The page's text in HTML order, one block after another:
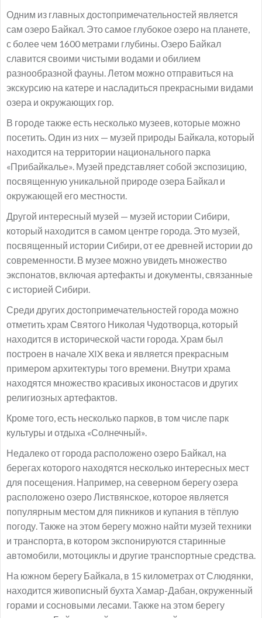
Одним из главных достопримечательностей является
сам озеро Байкал. Это самое глубокое озеро на планете,
с более чем 1600 метрами глубины. Озеро Байкал
славится своими чистыми водами и обилием
разнообразной фауны. Летом можно отправиться на
экскурсию на катере и насладиться прекрасными видами
озера и окружающих гор.
В городе также есть несколько музеев, которые можно
посетить. Один из них — музей природы Байкала, который
находится на территории национального парка
«Прибайкалье». Музей представляет собой экспозицию,
посвященную уникальной природе озера Байкал и
окружающей его местности.
Другой интересный музей — музей истории Сибири,
который находится в самом центре города. Это музей,
посвященный истории Сибири, от ее древней истории до
современности. В музее можно увидеть множество
экспонатов, включая артефакты и документы, связанные
с историей Сибири.
Среди других достопримечательностей города можно
отметить храм Святого Николая Чудотворца, который
находится в исторической части города. Храм был
построен в начале XIX века и является прекрасным
примером архитектуры того времени. Внутри храма
находятся множество красивых иконостасов и других
религиозных артефактов.
Кроме того, есть несколько парков, в том числе парк
культуры и отдыха «Солнечный».
Недалеко от города расположено озеро Байкал, на
берегах которого находятся несколько интересных мест
для посещения. Например, на северном берегу озера
расположено озеро Листвянское, которое является
популярным местом для пикников и купания в тёплую
погоду. Также на этом берегу можно найти музей техники
и транспорта, в котором экспонируются старинные
автомобили, мотоциклы и другие транспортные средства.
На южном берегу Байкала, в 15 километрах от Слюдянки,
находится живописный бухта Хамар-Дабан, окруженный
горами и сосновыми лесами. Также на этом берегу